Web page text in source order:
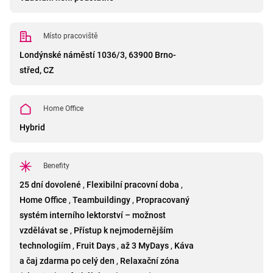
Místo pracoviště
Londýnské náměstí 1036/3, 63900 Brno-
střed, CZ
Home Office
Hybrid
Benefity
25 dní dovolené , Flexibilní pracovní doba ,
Home Office , Teambuildingy , Propracovaný
systém interního lektorství – možnost
vzdělávat se , Přístup k nejmodernějším
technologiím , Fruit Days , až 3 MyDays , Káva
a čaj zdarma po celý den , Relaxační zóna